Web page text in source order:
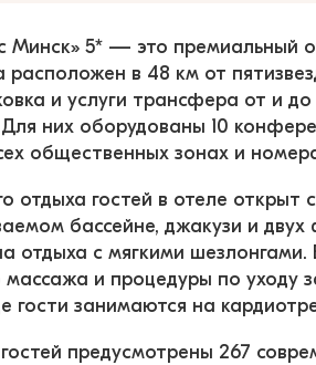
Минск» 5* — это премиальный
в 48 км от
и услуги трансфера от и
них оборудованы 10
общественных зонах и
отдыха гостей в отеле открыт
бассейне, джакузи и
отдыха с мягкими
и процедуры по уходу
гости занимаются на
предусмотрены 267